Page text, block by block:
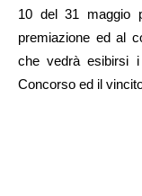
10 del 31 maggio
premiazione ed al
che vedrà esibirsi
Concorso ed il